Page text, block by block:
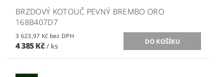
BRZDOVÝ KOTOUČ PEVNÝ BREMBO ORO
168B407D7
3 623,97 Kč bez DPH
4 385 Kč / ks